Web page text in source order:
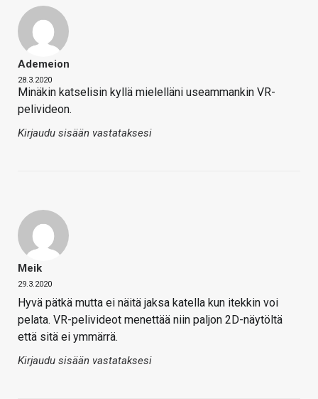
Ademeion
28.3.2020
Minäkin katselisin kyllä mielelläni useammankin VR-
pelivideon.
Kirjaudu sisään vastataksesi
Meik
29.3.2020
Hyvä pätkä mutta ei näitä jaksa katella kun itekkin voi
pelata. VR-pelivideot menettää niin paljon 2D-näytöltä
että sitä ei ymmärrä.
Kirjaudu sisään vastataksesi